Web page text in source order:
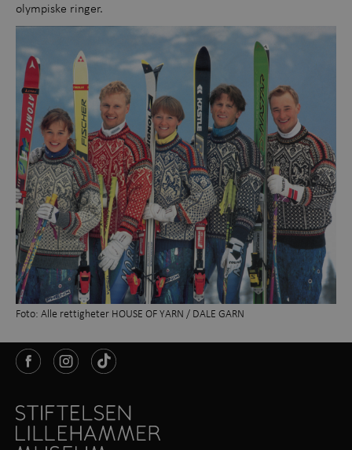
olympiske ringer.
Foto: Alle rettigheter HOUSE OF YARN / DALE GARN